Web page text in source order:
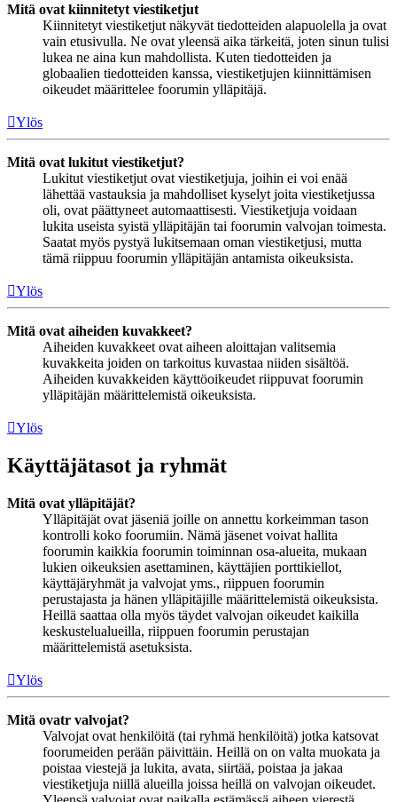
Mitä ovat kiinnitetyt viestiketjut
Kiinnitetyt viestiketjut näkyvät tiedotteiden alapuolella ja ovat
vain etusivulla. Ne ovat yleensä aika tärkeitä, joten sinun tulisi
lukea ne aina kun mahdollista. Kuten tiedotteiden ja
globaalien tiedotteiden kanssa, viestiketjujen kiinnittämisen
oikeudet määrittelee foorumin ylläpitäjä.
Ylös
Mitä ovat lukitut viestiketjut?
Lukitut viestiketjut ovat viestiketjuja, joihin ei voi enää
lähettää vastauksia ja mahdolliset kyselyt joita viestiketjussa
oli, ovat päättyneet automaattisesti. Viestiketjuja voidaan
lukita useista syistä ylläpitäjän tai foorumin valvojan toimesta.
Saatat myös pystyä lukitsemaan oman viestiketjusi, mutta
tämä riippuu foorumin ylläpitäjän antamista oikeuksista.
Ylös
Mitä ovat aiheiden kuvakkeet?
Aiheiden kuvakkeet ovat aiheen aloittajan valitsemia
kuvakkeita joiden on tarkoitus kuvastaa niiden sisältöä.
Aiheiden kuvakkeiden käyttöoikeudet riippuvat foorumin
ylläpitäjän määrittelemistä oikeuksista.
Ylös
Käyttäjätasot ja ryhmät
Mitä ovat ylläpitäjät?
Ylläpitäjät ovat jäseniä joille on annettu korkeimman tason
kontrolli koko foorumiin. Nämä jäsenet voivat hallita
foorumin kaikkia foorumin toiminnan osa-alueita, mukaan
lukien oikeuksien asettaminen, käyttäjien porttikiellot,
käyttäjäryhmät ja valvojat yms., riippuen foorumin
perustajasta ja hänen ylläpitäjille määrittelemistä oikeuksista.
Heillä saattaa olla myös täydet valvojan oikeudet kaikilla
keskustelualueilla, riippuen foorumin perustajan
määrittelemistä asetuksista.
Ylös
Mitä ovatr valvojat?
Valvojat ovat henkilöitä (tai ryhmä henkilöitä) jotka katsovat
foorumeiden perään päivittäin. Heillä on on valta muokata ja
poistaa viestejä ja lukita, avata, siirtää, poistaa ja jakaa
viestiketjuja niillä alueilla joissa heillä on valvojan oikeudet.